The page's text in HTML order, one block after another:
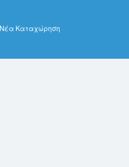
Νέα Καταχώρηση